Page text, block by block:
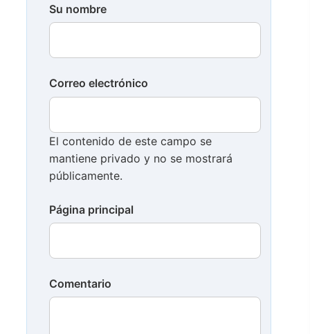
Su nombre
Correo electrónico
El contenido de este campo se
mantiene privado y no se mostrará
públicamente.
Página principal
Comentario